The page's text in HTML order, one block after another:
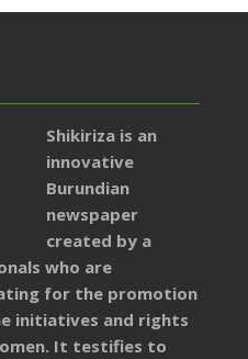
Shikiriza is an
innovative
Burundian
newspaper
created by a
who are
for the promotion
initiatives and rights
It testifies to